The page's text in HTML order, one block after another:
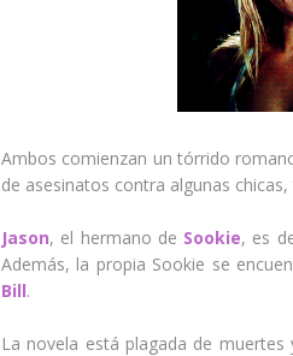
Ambos comienzan un tórrido
de asesinatos contra algunas
Jason, el hermano de Sookie, es
Además, la propia Sookie se
Bill.
La novela está plagada de